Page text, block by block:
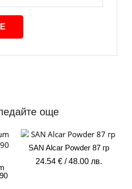
още
SAN Alcar Powder 87 гр
24.54 € / 48.00 лв.